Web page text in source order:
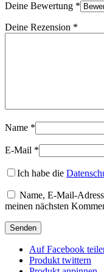
Deine Bewertung *
Deine Rezension *
Name *
E-Mail *
Ich habe die
Name, E-Mail-
meinen nächsten
Auf Facebook
Produkt twittern